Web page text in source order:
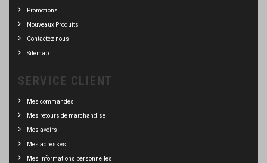
Promotions
Nouveaux Produits
Contactez nous
Sitemap
SERVICE CLIENT
Mes commandes
Mes retours de marchandise
Mes avoirs
Mes adresses
Mes informations personnelles